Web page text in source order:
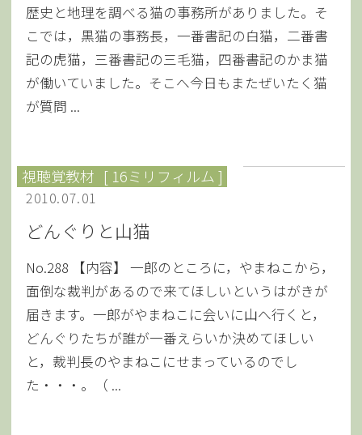
歴史と地理を調べる猫の事務所がありました。そ
こでは，黒猫の事務長，一番書記の白猫，二番書
記の虎猫，三番書記の三毛猫，四番書記のかま猫
が働いていました。そこへ今日もまたぜいたく猫
が質問 ...
視聴覚教材 [ 16ミリフィルム ]
2010.07.01
どんぐりと山猫
No.288 【内容】 一郎のところに，やまねこから，
面倒な裁判があるので来てほしいというはがきが
届きます。一郎がやまねこに会いに山へ行くと，
どんぐりたちが誰が一番えらいか決めてほしい
と，裁判長のやまねこにせまっているのでし
た・・・。（ ...